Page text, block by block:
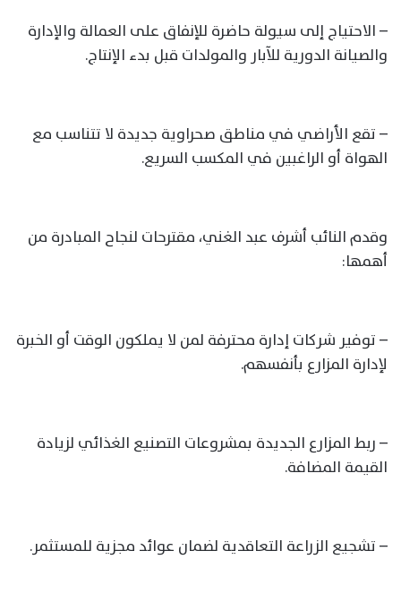
– الاحتياج إلى سيولة حاضرة للإنفاق على العمالة والإدارة
والصيانة الدورية للآبار والمولدات قبل بدء الإنتاج.
– تقع الأراضي في مناطق صحراوية جديدة لا تتناسب مع
الهواة أو الراغبين في المكسب السريع.
وقدم النائب أشرف عبد الغني، مقترحات لنجاح المبادرة من
أهمها:
– توفير شركات إدارة محترفة لمن لا يملكون الوقت أو الخبرة
لإدارة المزارع بأنفسهم.
– ربط المزارع الجديدة بمشروعات التصنيع الغذائي لزيادة
القيمة المضافة.
– تشجيع الزراعة التعاقدية لضمان عوائد مجزية للمستثمر.